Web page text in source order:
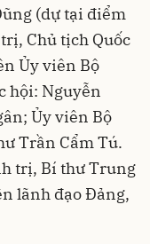
(dự tại điểm
Chủ tịch Quốc
Ủy viên Bộ
hội: Nguyễn
Ủy viên Bộ
Trần Cẩm Tú.
trị, Bí thư Trung
lãnh đạo Đảng,